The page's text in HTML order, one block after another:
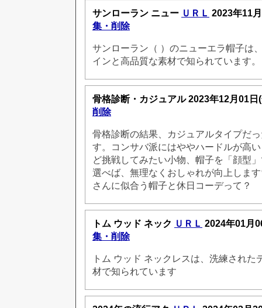
サンローラン ニュー ＵＲＬ 2023年11
集・削除
サンローラン（ ）のニューエラ帽子は
インと高品質な素材で知られています。
骨格診断・カジュアル2023年12月01
削除
骨格診断の結果、カジュアルタイプだ
す。コンサバ派にはややハードルが高
ど挑戦してみたい小物、帽子を「顔型
選べば、無理なくおしゃれが向上しま
さんに似合う帽子と休日コーデって？
トム ウッド ネック ＵＲＬ 2024年01月
集・削除
トム ウッド ネックレスは、洗練された
材で知られています